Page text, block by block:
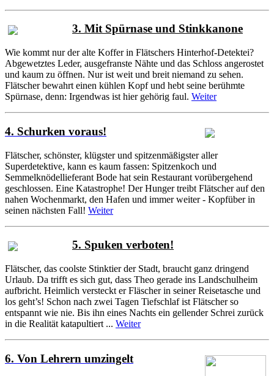
3. Mit Spürnase und Stinkkanone
Wie kommt nur der alte Koffer in Flätschers Hinterhof-Detektei?
Abgewetztes Leder, ausgefranste Nähte und das Schloss angerostet
und kaum zu öffnen. Nur ist weit und breit niemand zu sehen.
Flätscher bewahrt einen kühlen Kopf und hebt seine berühmte
Spürnase, denn: Irgendwas ist hier gehörig faul. Weiter
4. Schurken voraus!
Flätscher, schönster, klügster und spitzenmäßigster aller
Superdetektive, kann es kaum fassen: Spitzenkoch und
Semmelknödellieferant Bode hat sein Restaurant vorübergehend
geschlossen. Eine Katastrophe! Der Hunger treibt Flätscher auf den
nahen Wochenmarkt, den Hafen und immer weiter - Kopfüber in
seinen nächsten Fall! Weiter
5. Spuken verboten!
Flätscher, das coolste Stinktier der Stadt, braucht ganz dringend
Urlaub. Da trifft es sich gut, dass Theo gerade ins Landschulheim
aufbricht. Heimlich versteckt er Fläscher in seiner Reisetasche und
los geht’s! Schon nach zwei Tagen Tiefschlaf ist Flätscher so
entspannt wie nie. Bis ihn eines Nachts ein gellender Schrei zurück
in die Realität katapultiert ... Weiter
6. Von Lehrern umzingelt